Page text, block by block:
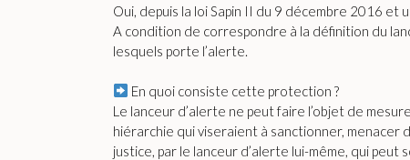
Oui, depuis la loi Sapin II du 9 décembre 2016 et
A condition de correspondre à la définition du
lesquels porte l’alerte.
En quoi consiste cette protection ?
Le lanceur d’alerte ne peut faire l’objet de
hiérarchie qui viseraient à sanctionner, menacer
justice, par le lanceur d’alerte lui-même, qui